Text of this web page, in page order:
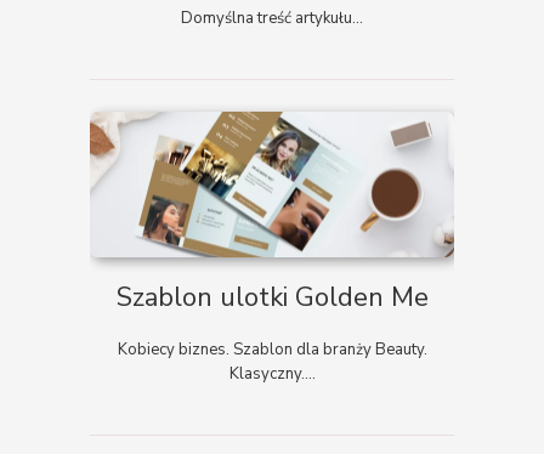
Domyślna treść artykułu...
Szablon ulotki Golden Me
Kobiecy biznes. Szablon dla branży Beauty.
Klasyczny....